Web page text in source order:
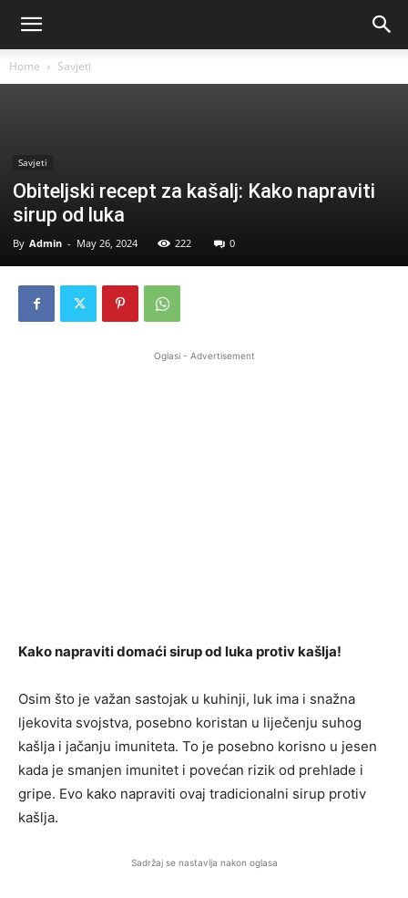
Home Savjeti
Savjeti
Obiteljski recept za kašalj: Kako napraviti
sirup od luka
By Admin - May 26, 2024 222 0
Oglasi - Advertisement
Kako napraviti domaći sirup od luka protiv kašlja!
Osim što je važan sastojak u kuhinji, luk ima i snažna
ljekovita svojstva, posebno koristan u liječenju suhog
kašlja i jačanju imuniteta. To je posebno korisno u jesen
kada je smanjen imunitet i povećan rizik od prehlade i
gripe. Evo kako napraviti ovaj tradicionalni sirup protiv
kašlja.
Sadržaj se nastavlja nakon oglasa